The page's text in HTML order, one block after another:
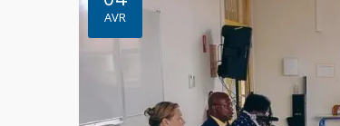
AVR